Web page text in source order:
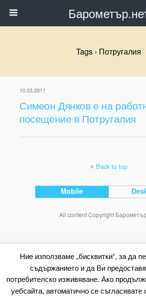
Tags › Потругалия
10.03.2011
Симеон Дянков е на
посещение в Потругалия
Back to top
Mobile
All content Copyright
Ние използваме „бисквитки“, за да
съдържанието и да Ви
потребителско изживяване. Ако
уебсайта, автоматично се съгласявате